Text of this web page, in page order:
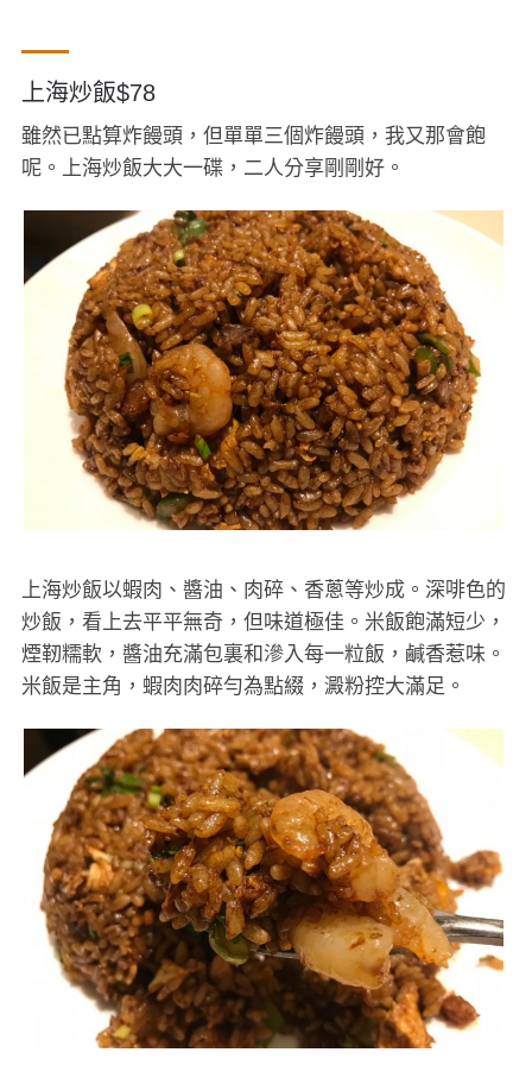
上海炒飯$78
雖然已點算炸饅頭，但單單三個炸饅頭，我又那會飽
呢。上海炒飯大大一碟，二人分享剛剛好。
上海炒飯以蝦肉、醬油、肉碎、香蔥等炒成。深啡色的
炒飯，看上去平平無奇，但味道極佳。米飯飽滿短少，
煙靭糯軟，醬油充滿包裏和滲入每一粒飯，鹹香惹味。
米飯是主角，蝦肉肉碎勻為點綴，澱粉控大滿足。